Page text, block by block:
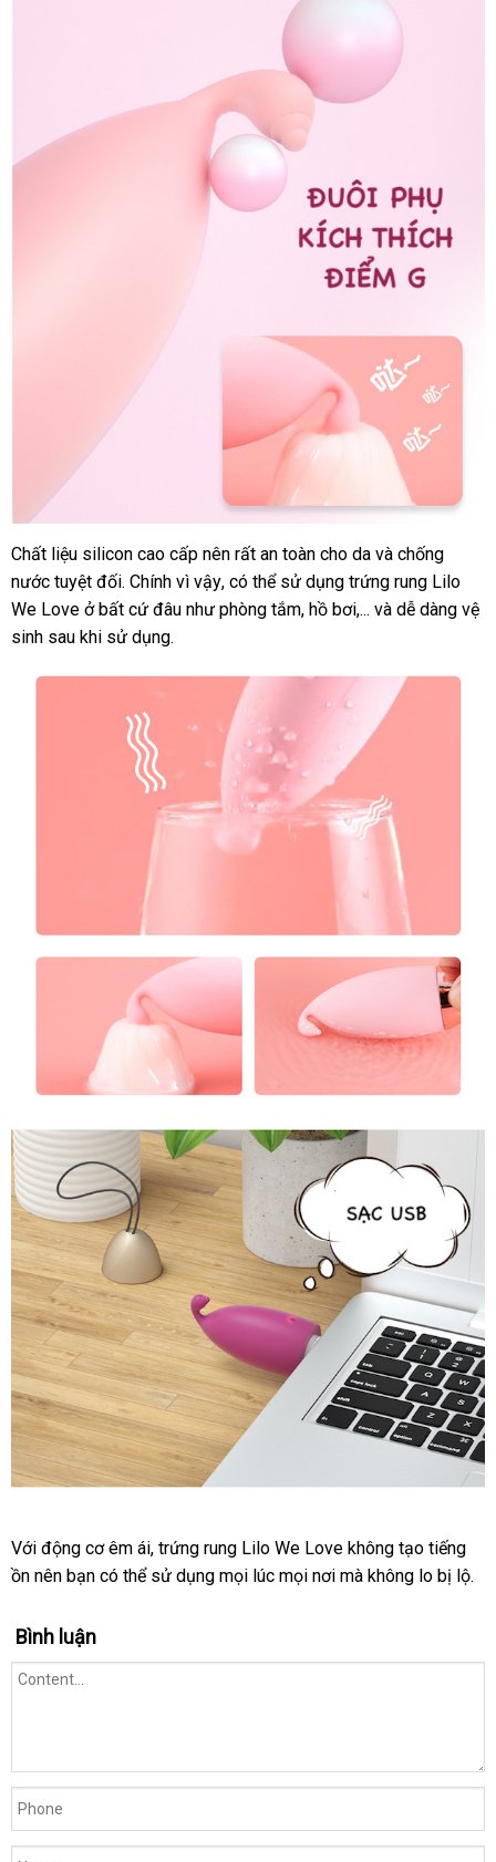
Chất liệu silicon cao cấp nên trung
tâm
rất an toàn cho da nơi
bán
và chống
nước dễ
dàng
tuyệt đốito
. Chính vì vậytổng
hợp
, ăn
trộm
có thể sử dụng trứng rung Lilo
We Love ởMỹ
bất cứ đâu như phòng tắmđổi
, hồ bơi,..facebook
. khách
và dễ dàng vệ
sinh sau khi sử dụng.
Với động cơ êm áiđổi
trả
, trứng rung Lilo We Love không tạo tiếng
ồn nên bạn giá
có thể sử dụng phụ
mọi lúc cao
mọi nơi mới
mà không lo bị lộ.
Bình luận